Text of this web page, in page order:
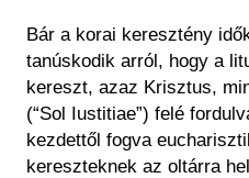
Bár a korai keresztény
tanúskodik arról, hogy a
kereszt, azaz Krisztus,
(“Sol Iustitiae”) felé
kezdettől fogva
kereszteknek az oltárra